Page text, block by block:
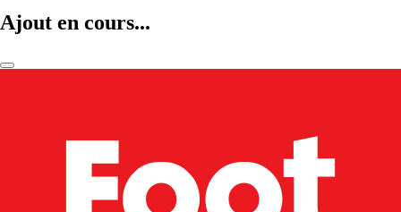
Ajout en cours...